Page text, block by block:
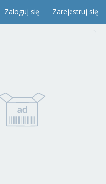
Zaloguj się Zarejestruj się